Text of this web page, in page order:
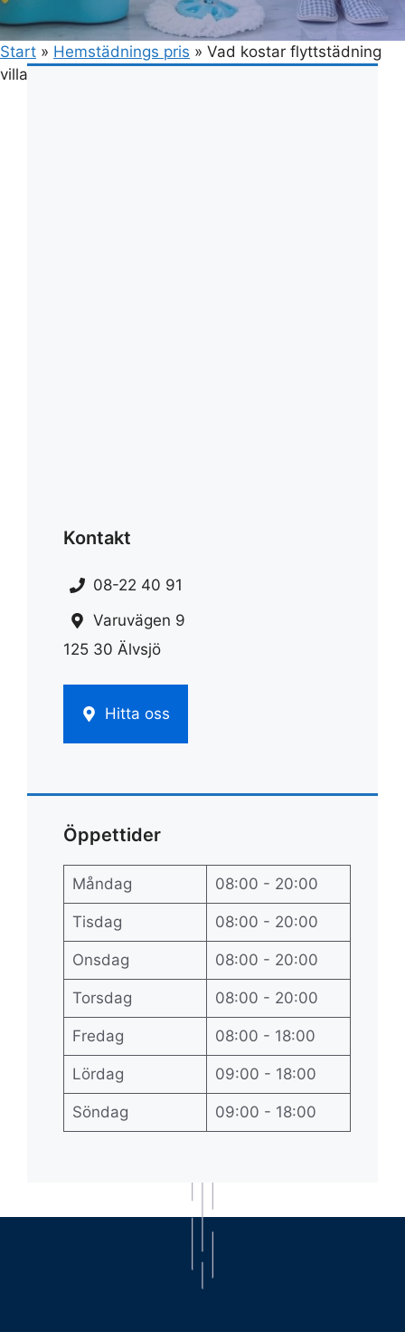
Start » Hemstädnings pris » Vad kostar flyttstädning
villa
Kontakt
08-22 40 91
Varuvägen 9
125 30 Älvsjö
Hitta oss
Öppettider
Måndag 08:00 - 20:00
Tisdag 08:00 - 20:00
Onsdag 08:00 - 20:00
Torsdag 08:00 - 20:00
Fredag 08:00 - 18:00
Lördag 09:00 - 18:00
Söndag 09:00 - 18:00